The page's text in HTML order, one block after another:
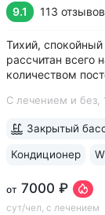
9.1 113 отзывов
Тихий,
рассчитан всего
количеством
до
С лечением и без,
от 7000 ₽
сут/чел, с лечением
Закрытый
Кондиционер